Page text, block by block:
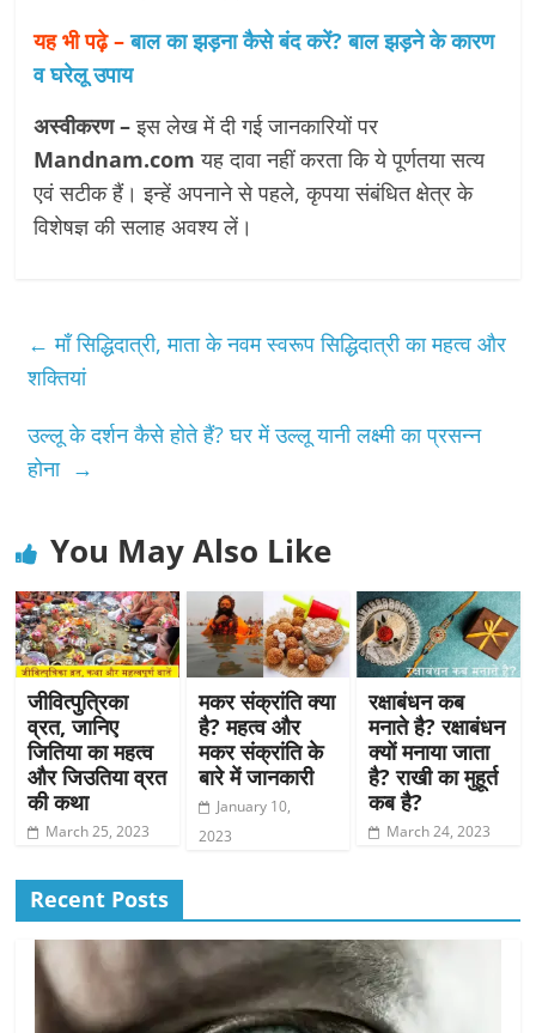
यह भी पढ़े – बाल का झड़ना कैसे बंद करें? बाल झड़ने के कारण
व घरेलू उपाय
अस्वीकरण –इस लेख में दी गई जानकारियों पर
Mandnam.comयह दावा नहीं करता कि ये पूर्णतया सत्य
एवं सटीक हैं। इन्हें अपनाने से पहले, कृपया संबंधित क्षेत्र के
विशेषज्ञ की सलाह अवश्य लें।
← माँ सिद्धिदात्री, माता के नवम स्वरूप सिद्धिदात्री का महत्व और
शक्तियां
उल्लू के दर्शन कैसे होते हैं? घर में उल्लू यानी लक्ष्मी का प्रसन्न
होना →
You May Also Like
जीवित्पुत्रिका
व्रत, जानिए
जितिया का महत्व
और जिउतिया व्रत
की कथा
March 25, 2023
मकर संक्रांति क्या
है? महत्व और
मकर संक्रांति के
बारे में जानकारी
January 10,
2023
रक्षाबंधन कब
मनाते है? रक्षाबंधन
क्यों मनाया जाता
है? राखी का मुहूर्त
कब है?
March 24, 2023
Recent Posts